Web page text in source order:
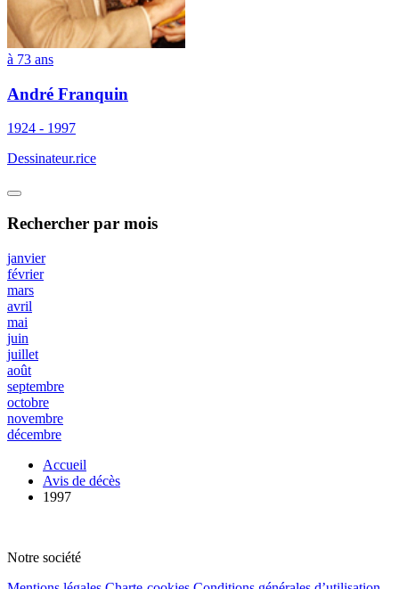
à 73 ans
André Franquin
1924 - 1997
Dessinateur.rice
Rechercher par mois
janvier
février
mars
avril
mai
juin
juillet
août
septembre
octobre
novembre
décembre
Accueil
Avis de décès
1997
Notre société